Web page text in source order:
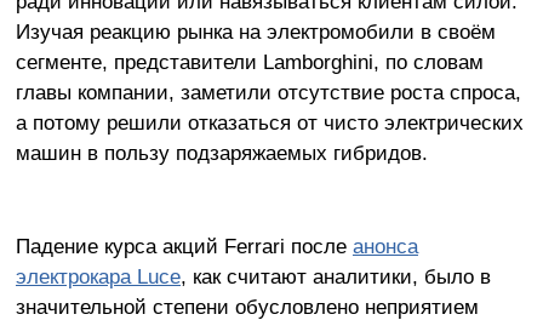
Изучая реакцию рынка на электромобили в своём
сегменте, представители Lamborghini, по словам
главы компании, заметили отсутствие роста спроса,
а потому решили отказаться от чисто электрических
машин в пользу подзаряжаемых гибридов.
Падение курса акций Ferrari после анонса
электрокара Luce, как считают аналитики, было в
значительной степени обусловлено неприятием